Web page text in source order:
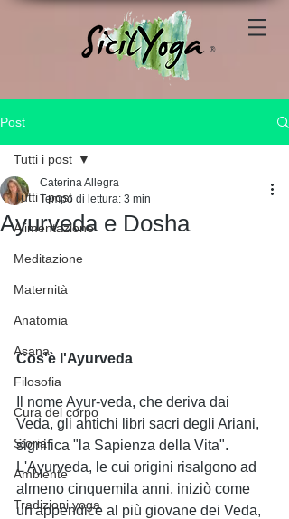
®
Post
Tutti i post
Alimentazione
Meditazione
Maternità
Anatomia
Asana
Filosofia
Cura del corpo
Storia
Ambiente
Tradizioni yoga
Tutti i post
Ayurveda e Dosha
Caterina Allegra
Tempo di lettura: 3 min
Cos'è l'Ayurveda
Il nome Ayur-veda, che deriva dai
Veda, gli antichi libri sacri degli Ariani,
significa "la Sapienza della Vita".
L'Ayurveda, le cui origini risalgono ad
almeno cinquemila anni, iniziò come
un'appendice al più giovane dei Veda,